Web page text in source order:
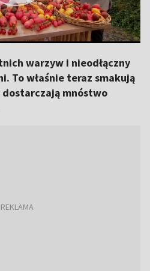
warzyw i nieodłączny
To właśnie teraz smakują
mnóstwo